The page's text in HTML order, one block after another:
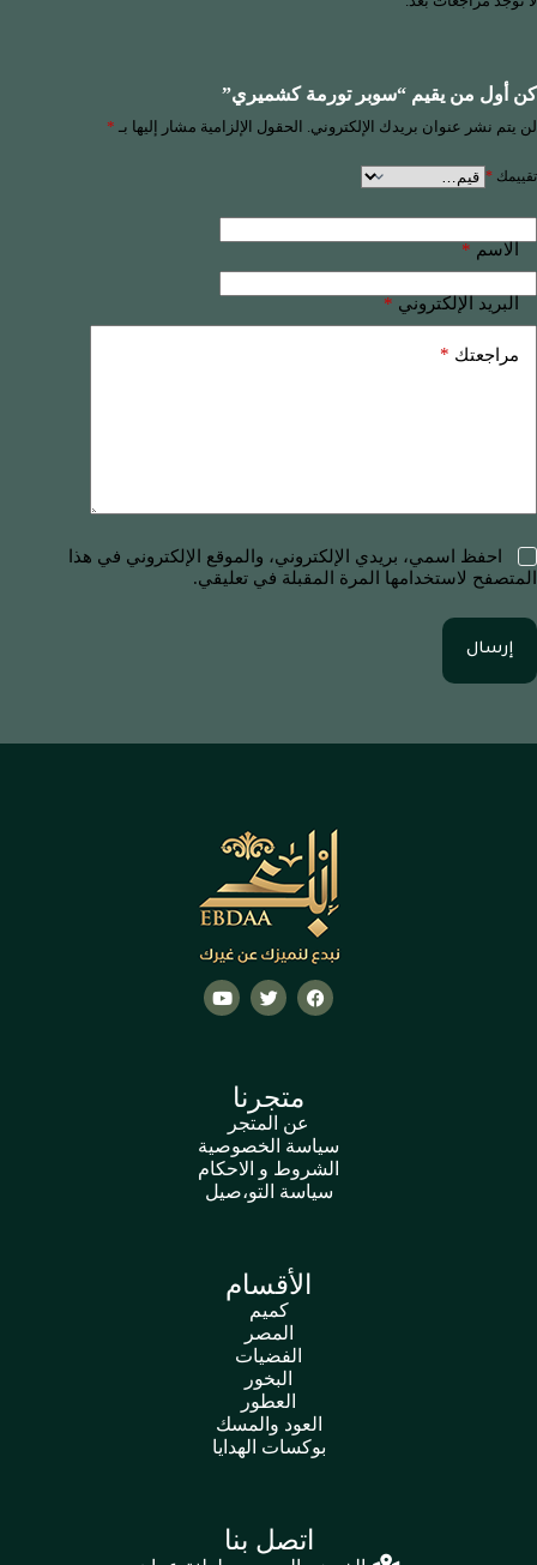
كن أول من يقيم “سوبر تورمة كشميري”
لن يتم نشر عنوان بريدك الإلكتروني. الحقول الإلزامية مشار إليها بـ *
تقييمك *
الاسم*
البريد الإلكتروني*
مراجعتك *
احفظ اسمي، بريدي الإلكتروني، والموقع الإلكتروني في هذا
المتصفح لاستخدامها المرة المقبلة في تعليقي.
إرسال
متجرنا
عن المتجر
سياسة الخصوصية
الشروط و الاحكام
سياسة التو،صيل
الأقسام
كميم
المصر
الفضيات
البخور
العطور
العود والمسك
بوكسات الهدايا
اتصل بنا